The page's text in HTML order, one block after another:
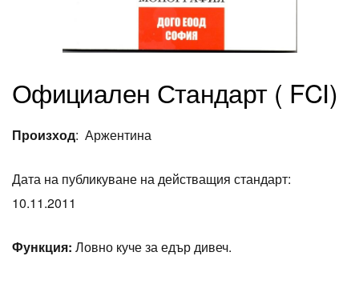
Официален Стандарт ( FCI)
Произход: Аржентина
Дата на публикуване на действащия стандарт:
10.11.2011
Функция: Ловно куче за едър дивеч.